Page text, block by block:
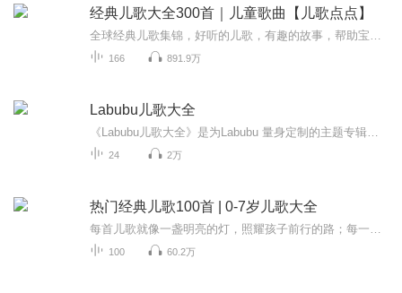
经典儿歌大全300首｜儿童歌曲【儿歌点点】
166 891.9万
Labubu儿歌大全
24 2万
热门经典儿歌100首 | 0-7岁儿歌大全
100 60.2万